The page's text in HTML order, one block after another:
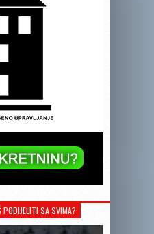
PODIJELITI SA SVIMA?